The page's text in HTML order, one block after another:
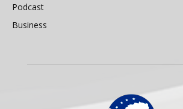
Podcast
Business